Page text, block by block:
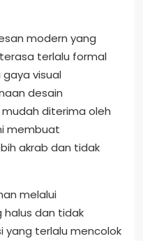
modern yang
terlalu formal
visual
desain
diterima oleh
membuat
akrab dan tidak
melalui
halus dan tidak
yang terlalu mencolok